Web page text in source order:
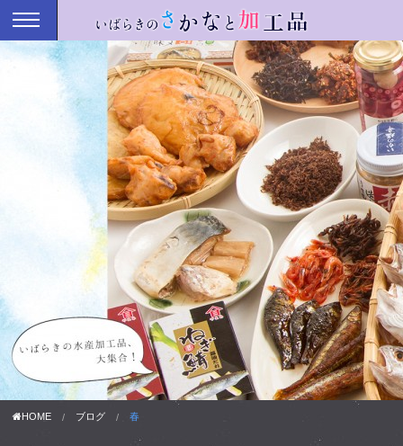
HOME ブログ 春